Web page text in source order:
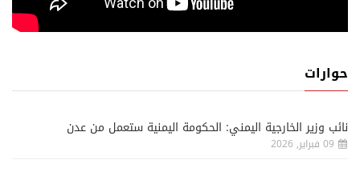
حوارات
نائب وزير الخارجية اليمني: الحكومة اليمنية ستعمل من عدن
09 فبراير, 2026